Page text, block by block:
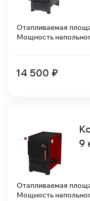
Отапливаемая
Мощность
14 500 ₽
9
Отапливаемая
Мощность